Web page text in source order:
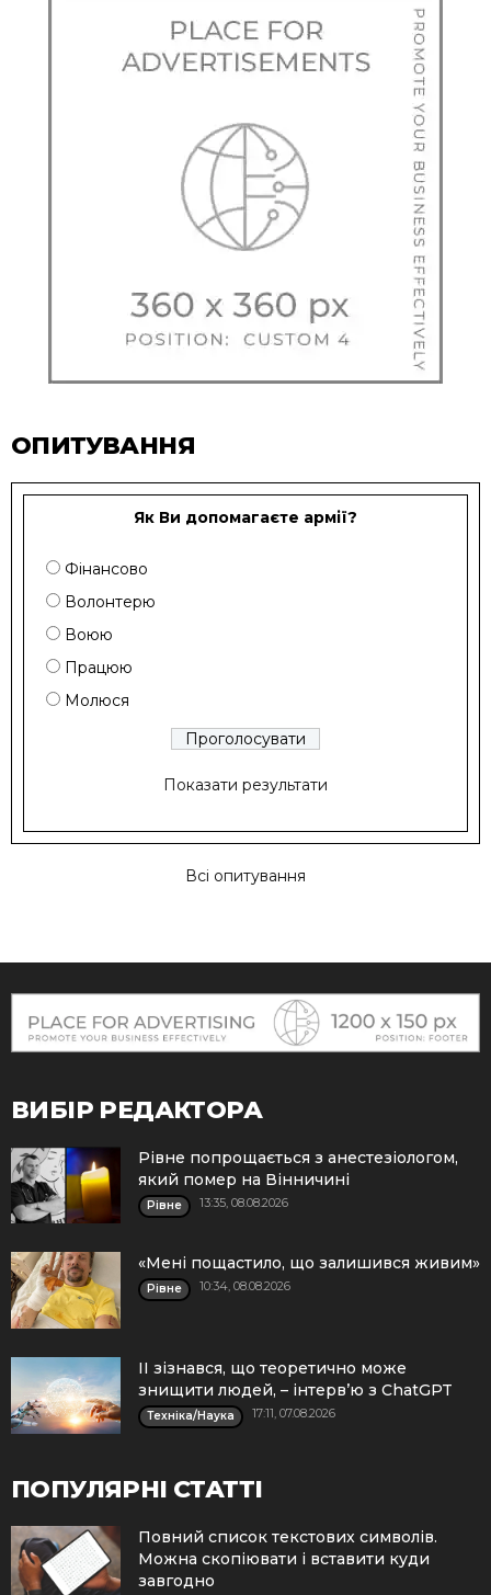
ОПИТУВАННЯ
Як Ви допомагаєте армії?
Фінансово
Волонтерю
Воюю
Працюю
Молюся
Показати результати
Всі опитування
ВИБІР РЕДАКТОРА
Рівне попрощається з анестезіологом,
який помер на Вінничині
Рівне 13:35, 08.08.2026
«Мені пощастило, що залишився живим»
Рівне 10:34, 08.08.2026
ІІ зізнався, що теоретично може
знищити людей, – інтерв’ю з ChatGPT
Техніка/Наука 17:11, 07.08.2026
ПОПУЛЯРНІ СТАТТІ
Повний список текстових символів.
Можна скопіювати і вставити куди
завгодно